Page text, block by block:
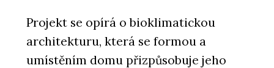
Projekt se opírá o bioklimatickou
architekturu, která se formou a
umístěním domu přizpůsobuje jeho